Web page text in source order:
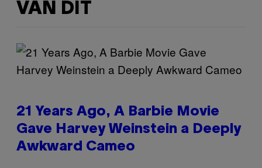
VAN DIT
21 Years Ago, A Barbie Movie
Gave Harvey Weinstein a Deeply
Awkward Cameo